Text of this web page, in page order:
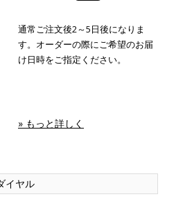
通常ご注文後2～5日後になりま
す。オーダーの際にご希望のお届
け日時をご指定ください。
» もっと詳しく
イヤル